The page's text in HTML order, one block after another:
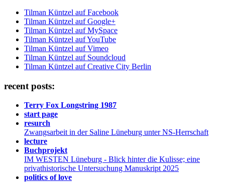
Tilman Küntzel auf Facebook
Tilman Küntzel auf Google+
Tilman Küntzel auf MySpace
Tilman Küntzel auf YouTube
Tilman Küntzel auf Vimeo
Tilman Küntzel auf Soundcloud
Tilman Küntzel auf Creative City Berlin
recent posts:
Terry Fox Longstring 1987
start page
resurch
Zwangsarbeit in der Saline Lüneburg unter NS-Herrschaft
lecture
Buchprojekt
IM WESTEN Lüneburg - Blick hinter die Kulisse; eine
privathistorische Untersuchung Manuskript 2025
politics of love